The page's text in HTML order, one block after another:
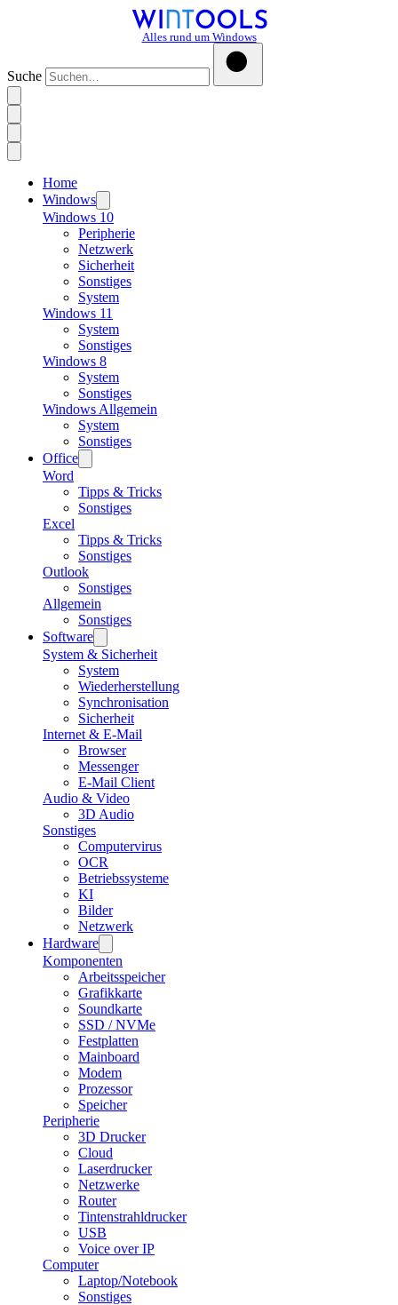
Alles rund um Windows
Suche
Home
Windows
Windows 10
Peripherie
Netzwerk
Sicherheit
Sonstiges
System
Windows 11
System
Sonstiges
Windows 8
System
Sonstiges
Windows Allgemein
System
Sonstiges
Office
Word
Tipps & Tricks
Sonstiges
Excel
Tipps & Tricks
Sonstiges
Outlook
Sonstiges
Allgemein
Sonstiges
Software
System & Sicherheit
System
Wiederherstellung
Synchronisation
Sicherheit
Internet & E-Mail
Browser
Messenger
E-Mail Client
Audio & Video
3D Audio
Sonstiges
Computervirus
OCR
Betriebssysteme
KI
Bilder
Netzwerk
Hardware
Komponenten
Arbeitsspeicher
Grafikkarte
Soundkarte
SSD / NVMe
Festplatten
Mainboard
Modem
Prozessor
Speicher
Peripherie
3D Drucker
Cloud
Laserdrucker
Netzwerke
Router
Tintenstrahldrucker
USB
Voice over IP
Computer
Laptop/Notebook
Sonstiges